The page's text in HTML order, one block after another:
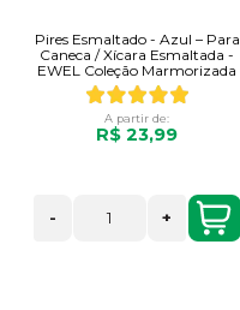
Pires Esmaltado - Azul – Para
Caneca / Xícara Esmaltada -
EWEL Coleção Marmorizada
A partir de:
R$ 23,99
- +